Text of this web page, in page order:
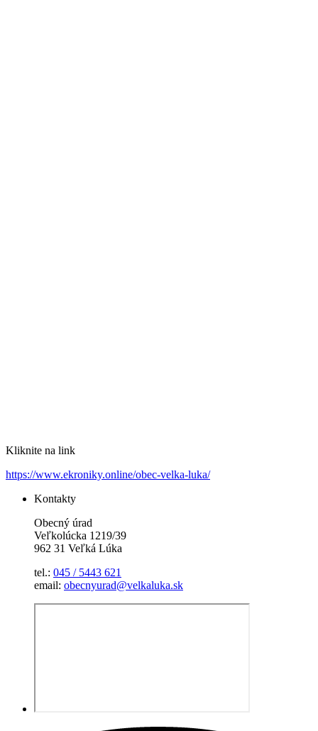
Kliknite na link
https://www.ekroniky.online/obec-velka-luka/
Kontakty
Obecný úrad
Veľkolúcka 1219/39
962 31 Veľká Lúka
tel.: 045 / 5443 621
email: obecnyurad@velkaluka.sk